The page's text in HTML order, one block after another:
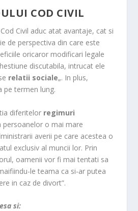
COD CIVIL
Civil aduc atat avantaje, cat si
de perspectiva din care este
oricaror modificari legale
discutabila, intrucat ele
relatii sociale„. In plus,
pe termen lung.
diferitelor regimuri
persoanelor o mai mare
averii pe care acestea o
exclusiv al muncii lor. Prin
oamenii vor fi mai tentati sa
le teama ca si-ar putea
in caz de divort”.
si: